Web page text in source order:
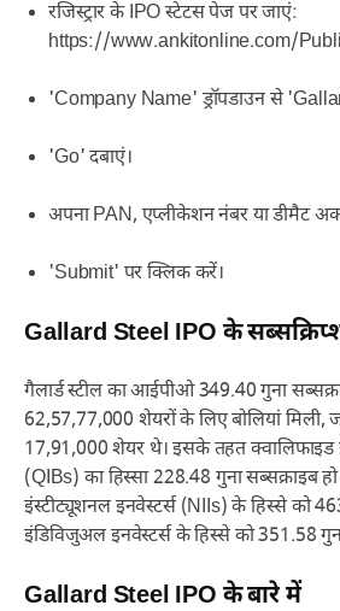
रजिस्ट्रार के IPO स्टेटस पेज पर जाएं:
https://www.ankitonline.com/
'Company Name' ड्रॉपडाउन से
'Go' दबाएं।
अपना PAN, एप्लीकेशन नंबर या डीमैट
'Submit' पर क्लिक करें।
Gallard Steel IPO के
गैलार्ड स्टील का आईपीओ 349.40 गुना
62,57,77,000 शेयरों के लिए बोलियां
17,91,000 शेयर थे। इसके तहत क्वालिफाइड
(QIBs) का हिस्सा 228.48 गुना सब्सक्राइब हो
इंस्टीट्यूशनल इनवेस्टर्स (NIIs) के हिस्से को
इंडिविजुअल इनवेस्टर्स के हिस्से को 351.58
Gallard Steel IPO के बारे में